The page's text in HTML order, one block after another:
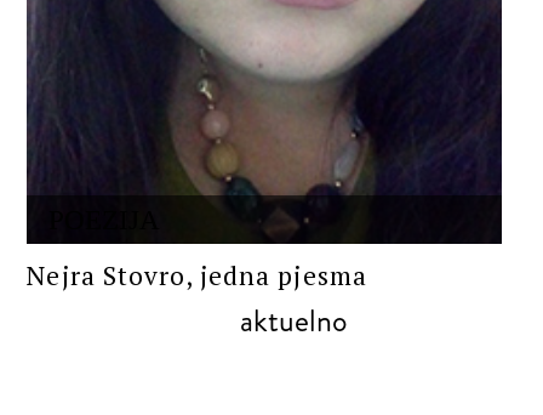
Nejra Stovro, jedna pjesma
aktuelno